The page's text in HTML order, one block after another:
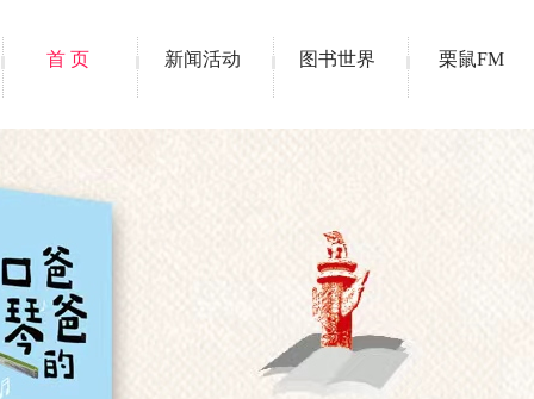
首 页 新闻活动 图书世界 栗鼠FM